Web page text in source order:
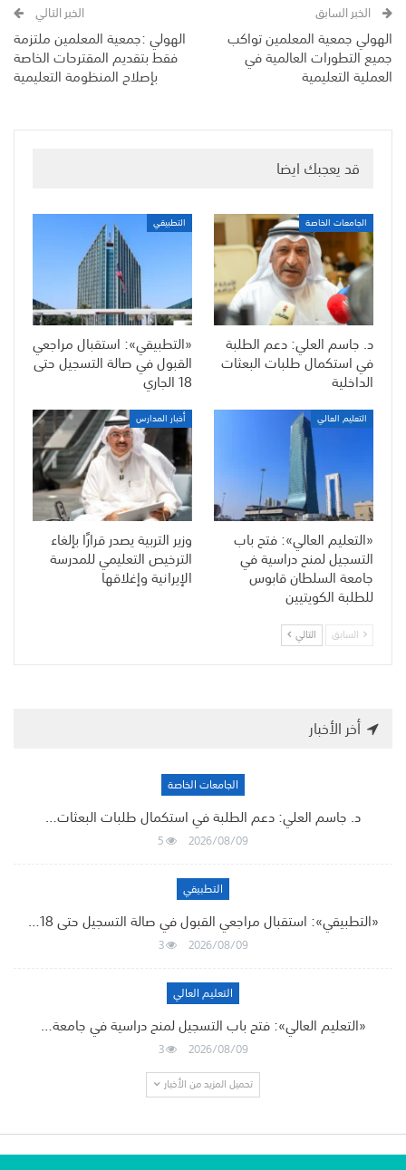
الخبر السابق
الهولي جمعية المعلمين تواكب
جميع التطورات العالمية في
العملية التعليمية
الخبر التالي
الهولي :جمعية المعلمين ملتزمة
فقط بتقديم المقترحات الخاصة
بإصلاح المنظومة التعليمية
قد يعجبك ايضا
الجامعات الخاصة
د. جاسم العلي: دعم الطلبة
في استكمال طلبات البعثات
الداخلية
التطبيقي
«التطبيقي»: استقبال مراجعي
القبول في صالة التسجيل حتى
18 الجاري
التعليم العالي
«التعليم العالي»: فتح باب
التسجيل لمنح دراسية في
جامعة السلطان قابوس
للطلبة الكويتيين
أخبار المدارس
وزير التربية يصدر قرارًا بإلغاء
الترخيص التعليمي للمدرسة
الإيرانية وإغلاقها
السابق التالي
أخر الأخبار
الجامعات الخاصة
د. جاسم العلي: دعم الطلبة في استكمال طلبات البعثات…
2026/08/09
5
التطبيقي
«التطبيقي»: استقبال مراجعي القبول في صالة التسجيل حتى 18…
2026/08/09
3
التعليم العالي
«التعليم العالي»: فتح باب التسجيل لمنح دراسية في جامعة…
2026/08/09
3
تحميل المزيد من الأخبار